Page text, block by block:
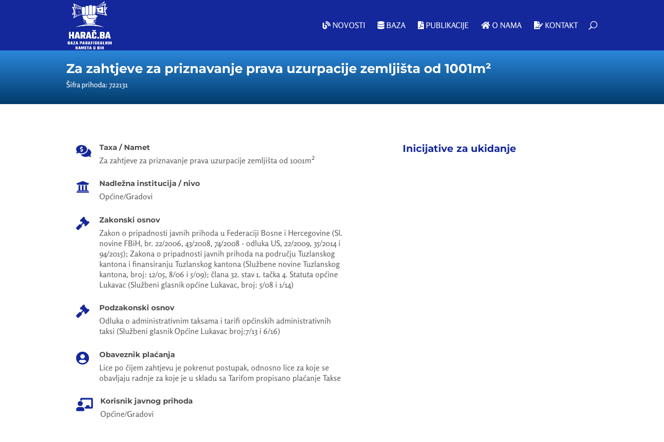
NOVOSTI BAZA PUBLIKACIJE O NAMA KONTAKT
Za zahtjeve za priznavanje prava uzurpacije zemljišta od 1001m²
Šifra prihoda: 722131
 Taxa / Namet
Za zahtjeve za priznavanje prava uzurpacije zemljišta od 1001m²
 Nadležna institucija / nivo
Općine/Gradovi
 Zakonski osnov
Zakon o pripadnosti javnih prihoda u Federaciji Bosne i Hercegovine (Sl.
novine FBiH, br. 22/2006, 43/2008, 74/2008 - odluka US, 22/2009, 35/2014 i
94/2015); Zakona o pripadnosti javnih prihoda na području Tuzlanskog
kantona i finansiranju Tuzlanskog kantona (Službene novine Tuzlanskog
kantona, broj: 12/05, 8/06 i 5/09); člana 32. stav 1. tačka 4. Statuta općine
Lukavac (Službeni glasnik općine Lukavac, broj: 5/08 i 1/14)
 Podzakonski osnov
Odluka o administrativnim taksama i tarifi općinskih administrativnih
taksi (Službeni glasnik Općine Lukavac broj:7/13 i 6/16)
 Obaveznik plaćanja
Lice po čijem zahtjevu je pokrenut postupak, odnosno lice za koje se
obavljaju radnje za koje je u skladu sa Tarifom propisano plaćanje Takse
 Korisnik javnog prihoda
Općine/Gradovi
Inicijative za ukidanje